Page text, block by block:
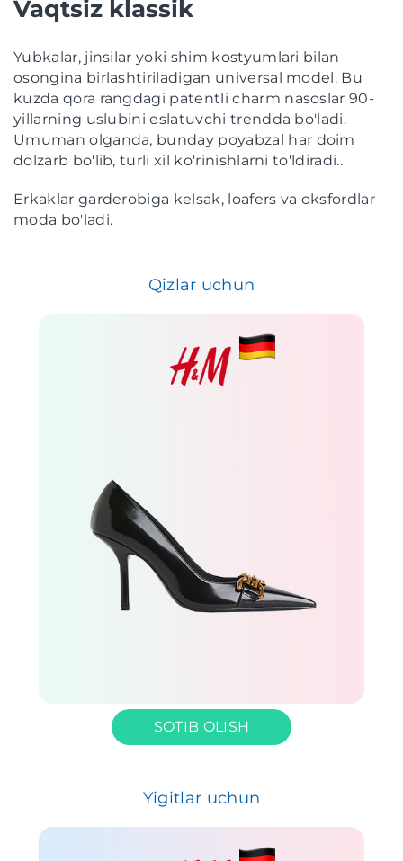
Vaqtsiz klassik
Yubkalar, jinsilar yoki shim kostyumlari bilan
osongina birlashtiriladigan universal model. Bu
kuzda qora rangdagi patentli charm nasoslar 90-
yillarning uslubini eslatuvchi trendda bo'ladi.
Umuman olganda, bunday poyabzal har doim
dolzarb bo'lib, turli xil ko'rinishlarni to'ldiradi..
Erkaklar garderobiga kelsak, loafers va oksfordlar
moda bo'ladi.
Qizlar uchun
SOTIB OLISH
Yigitlar uchun